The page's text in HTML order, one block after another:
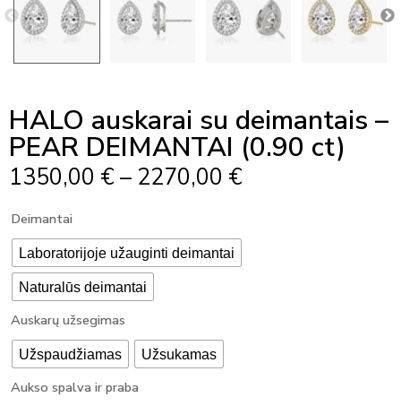
HALO auskarai su deimantais –
PEAR DEIMANTAI (0.90 ct)
1350,00 € – 2270,00 €
Deimantai
Laboratorijoje užauginti deimantai
Naturalūs deimantai
Auskarų užsegimas
Užspaudžiamas Užsukamas
Aukso spalva ir praba
produkto
HALO
auskarai
su
deimantais
-
PEAR
DEIMANTAI
(0.90